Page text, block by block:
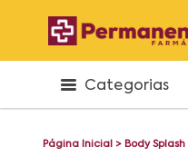
Categorias
Página Inicial > Body